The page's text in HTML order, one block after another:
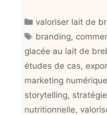
Catégories
valoriser lait de
Étiquettes
branding,
glacée au lait de
études de cas,
marketing numérique
storytelling,
nutritionnelle,